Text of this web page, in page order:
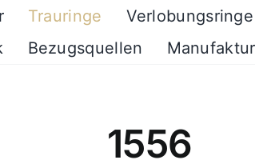
Trauringe Verlobungsringe
Bezugsquellen Manufaktur
1556